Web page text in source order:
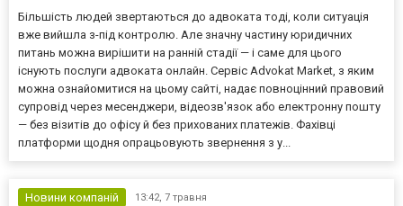
Більшість людей звертаються до адвоката тоді, коли ситуація
вже вийшла з-під контролю. Але значну частину юридичних
питань можна вирішити на ранній стадії — і саме для цього
існують послуги адвоката онлайн. Сервіс Advokat Market, з яким
можна ознайомитися на цьому сайті, надає повноцінний правовий
супровід через месенджери, відеозв'язок або електронну пошту
— без візитів до офісу й без прихованих платежів. Фахівці
платформи щодня опрацьовують звернення з у...
Новини компаній 13:42, 7 травня